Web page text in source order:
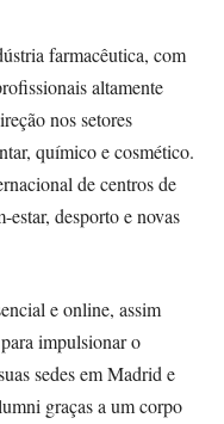
farmacêutica, com
altamente
nos setores
químico e cosmético.
de centros de
estar, desporto e novas
e online, assim
impulsionar o
sedes em Madrid e
graças a um corpo